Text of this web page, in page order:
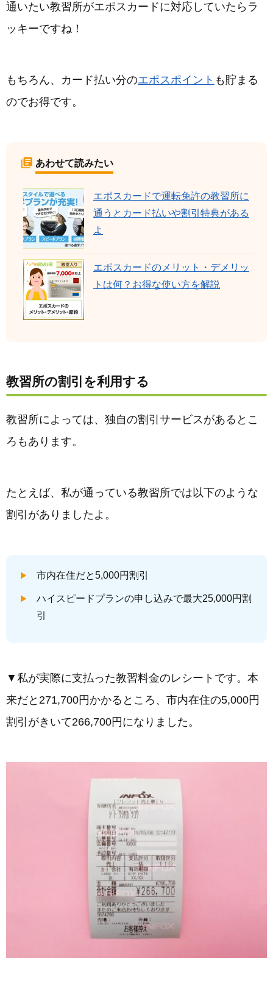
通いたい教習所がエポスカードに対応していたらラ
ッキーですね！
もちろん、カード払い分のエポスポイント も貯まる
のでお得です。
あわせて読みたい
エポスカードで運転免許の教習所に
通うとカード払いや割引特典がある
よ
エポスカードのメリット・デメリッ
トは何？お得な使い方を解説
教習所の割引を利用する
教習所によっては、独自の割引サービスがあるとこ
ろもあります。
たとえば、私が通っている教習所では以下のような
割引がありましたよ。
市内在住だと5,000円割引
ハイスピードプランの申し込みで最大25,000円割
引
▼私が実際に支払った教習料金のレシートです。本
来だと271,700円かかるところ、市内在住の5,000円
割引がきいて266,700円になりました。